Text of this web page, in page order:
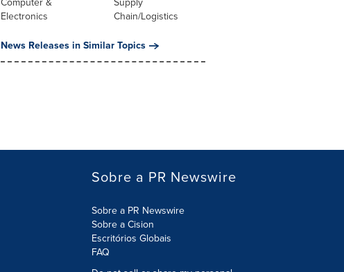
Electronics
Chain/Logistics
News Releases in Similar Topics
Sobre a PR Newswire
Sobre a PR Newswire
Sobre a Cision
Escritórios Globais
FAQ